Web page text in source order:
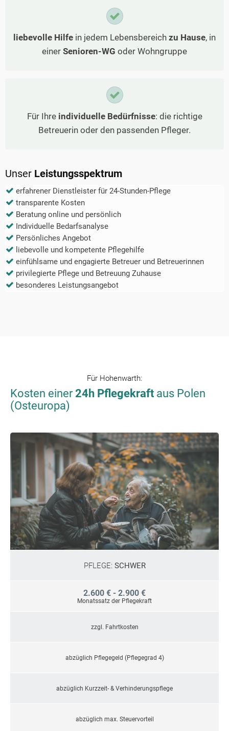
liebevolle Hilfe in jedem Lebensbereich zu Hause, in
einer Senioren-WG oder Wohngruppe
Für Ihre individuelle Bedürfnisse: die richtige
Betreuerin oder den passenden Pfleger.
Unser Leistungsspektrum
erfahrener Dienstleister für 24-Stunden-Pflege
transparente Kosten
Beratung online und persönlich
Individuelle Bedarfsanalyse
Persönliches Angebot
liebevolle und kompetente Pflegehilfe
einfühlsame und engagierte Betreuer und Betreuerinnen
privilegierte Pflege und Betreuung Zuhause
besonderes Leistungsangebot
Für Hohenwarth:
Kosten einer24h Pflegekraft aus Polen
(Osteuropa)
PFLEGE: SCHWER
2.600 € - 2.900 €
Monatssatz der Pflegekraft
zzgl. Fahrtkosten
abzüglich Pflegegeld (Pflegegrad 4)
abzüglich Kurzzeit- & Verhinderungspflege
abzüglich max. Steuervorteil